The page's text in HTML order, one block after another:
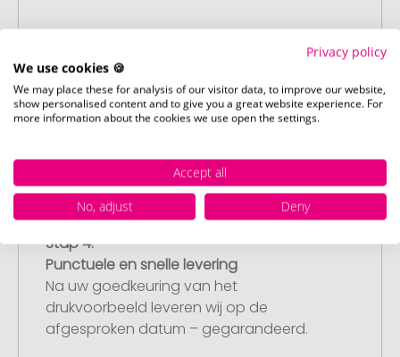
Stap 3:
Artikelvoorbeeld en goedkeuring
U ontvangt van ons een gratis
drukvoorbeeld met uw ontwerp. Zodra u
Stap 4:
Punctuele en snelle levering
Na uw goedkeuring van het
drukvoorbeeld leveren wij op de
afgesproken datum – gegarandeerd.
Privacy policy
We use cookies 🍪
We may place these for analysis of our visitor data, to improve our website,
show personalised content and to give you a great website experience. For
more information about the cookies we use open the settings.
Accept all
No, adjust
Deny